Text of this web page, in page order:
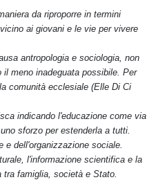
da riproporre in termini
ai giovani e le vie per vivere
antropologia e sociologia, non
meno inadeguata possibile. Per
comunità ecclesiale (Elle Di Ci
indicando l'educazione come via
sforzo per estenderla a tutti.
e dell'organizzazione sociale.
l'informazione scientifica e la
tra famiglia, società e Stato.